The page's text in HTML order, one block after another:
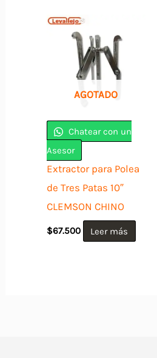
AGOTADO
Chatear con un
Asesor
Extractor para Polea
de Tres Patas 10″
CLEMSON CHINO
$67.500 Leer más